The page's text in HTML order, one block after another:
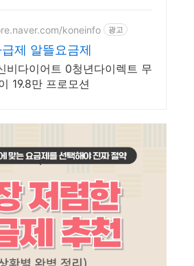
koneinfo 광고
제 알뜰요금제
비다이어트 0청년다이렉트 무
19.8만 프로모션